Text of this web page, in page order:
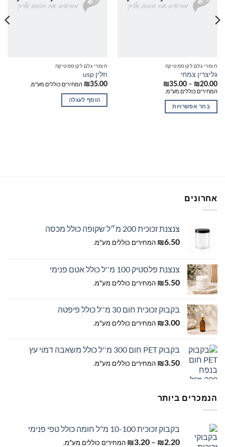
חומרי גלם לקוסמטיקה
גליצרין צמחי
₪20.00
–
₪35.00
טווח
המחירים כוללים מע"מ.
בחר אפשרויות
האפשרויות
בעמוד
חומרי גלם לקוסמטיקה
וזלין usp
₪35.00 המחירים כוללים מע"מ.
הוסף לעגלה
אחרונים
צנצנת זכוכית 200 מ״ל שקופה כולל מכסה
₪6.50 המחירים כוללים מע"מ.
צנצנת פלסטיק 100 מ''ל כולל אטם פנימי
₪5.50 המחירים כוללים מע"מ.
בקבוק זכוכית חום 30 מ''ל כולל פיפטה
₪3.00 המחירים כוללים מע"מ.
בקבוק PET חום 300 מ''ל כולל משאבה דמוי עץ
₪3.50 המחירים כוללים מע"מ.
הנמכרים ביותר
בקבוק זכוכית 10-100 מ"ל חומה כולל טפי פנימי
₪2.20
–
₪3.20
טווח
המחירים כוללים מע"מ.